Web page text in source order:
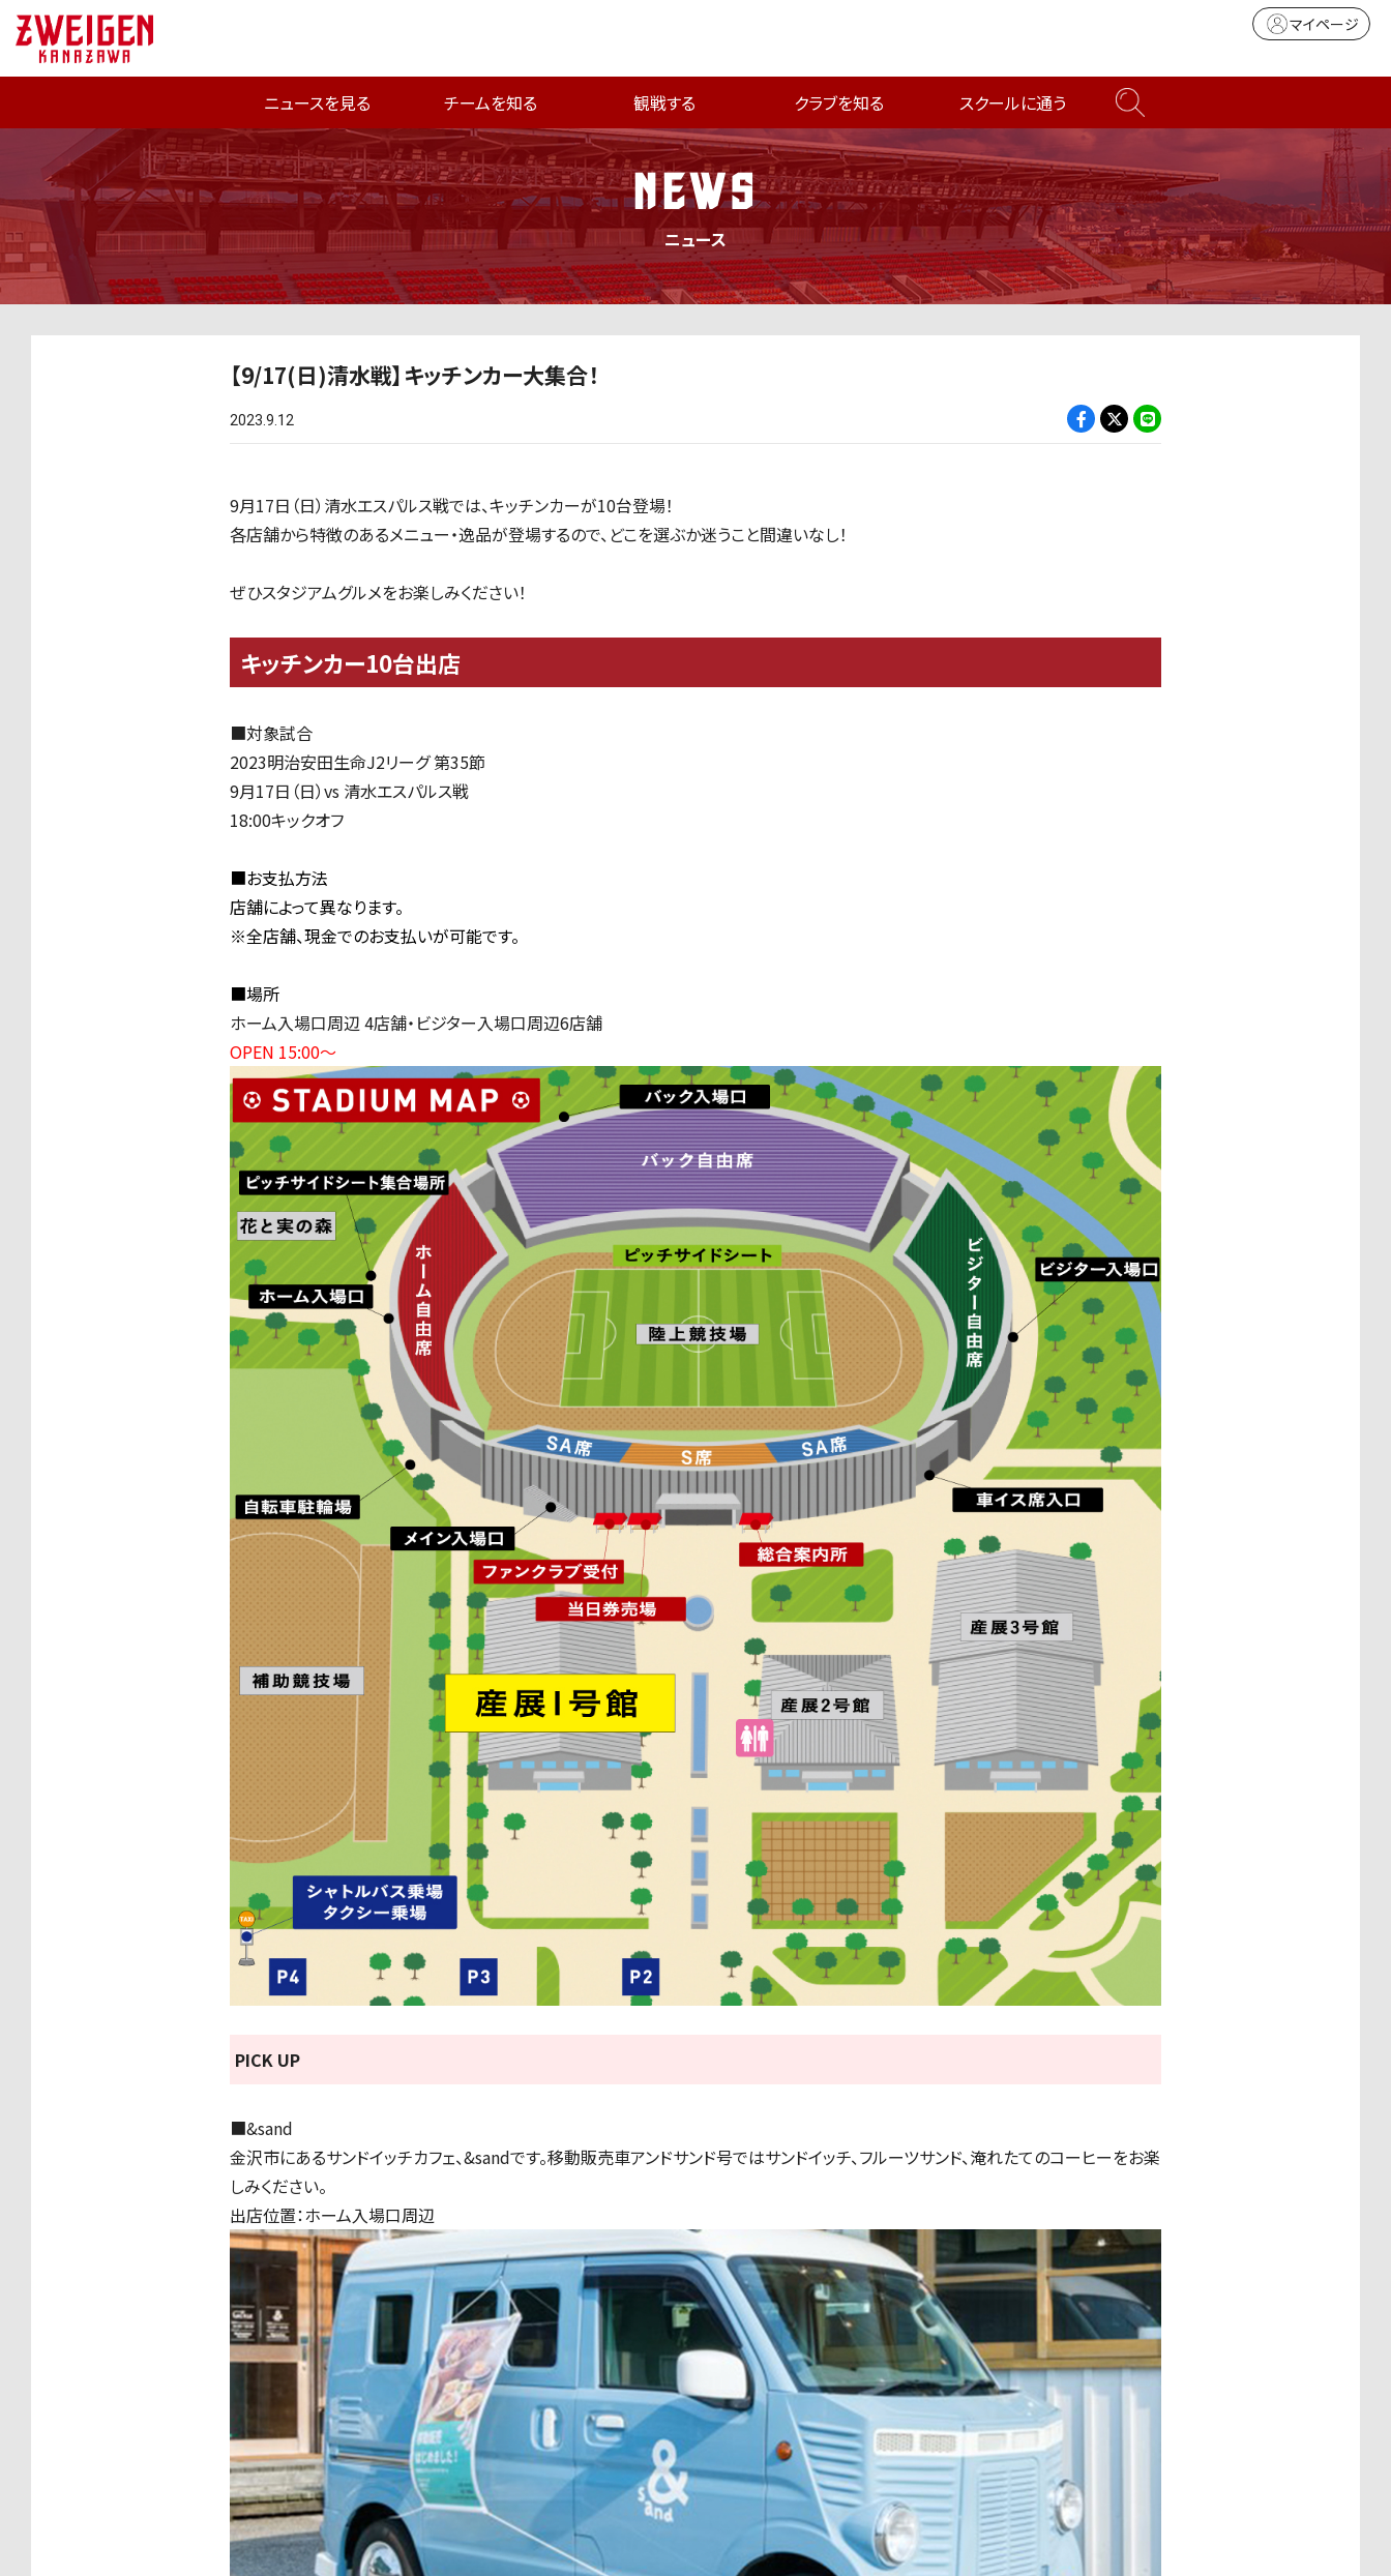
マイページ
ニュースを見る チームを知る 観戦する クラブを知る スクールに通う
NEWS
ニュース
【9/17(日)清水戦】キッチンカー大集合！
2023.9.12
9月17日（日）清水エスパルス戦では、キッチンカーが10台登場！
各店舗から特徴のあるメニュー・逸品が登場するので、どこを選ぶか迷うこと間違いなし！
ぜひスタジアムグルメをお楽しみください！
キッチンカー10台出店
■対象試合
2023明治安田生命J2リーグ 第35節
9月17日（日）vs 清水エスパルス戦
18:00キックオフ
■お支払方法
店舗によって異なります。
※全店舗、現金でのお支払いが可能です。
■場所
ホーム入場口周辺 4店舗・ビジター入場口周辺6店舗
OPEN 15:00〜
PICK UP
■&sand
金沢市にあるサンドイッチカフェ、&sandです。移動販売車アンドサンド号ではサンドイッチ、フルーツサンド、淹れたてのコーヒーをお楽
しみください。
出店位置：ホーム入場口周辺